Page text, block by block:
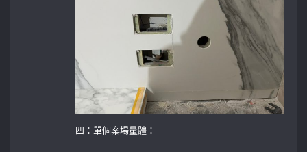
四：單個案場量體：